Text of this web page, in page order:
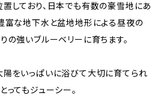
しており、日本でも有数の豪雪地にあ
富な地下水と盆地地形による昼夜の
の強いブルーベリーに育ちます。
をいっぱいに浴びて大切に育てられ
ってもジューシー。